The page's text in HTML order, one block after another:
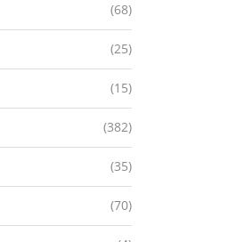
(68)
(25)
(15)
(382)
(35)
(70)